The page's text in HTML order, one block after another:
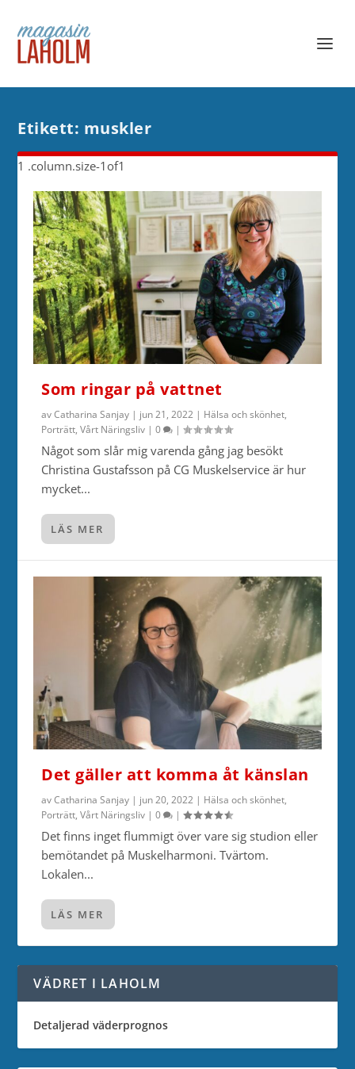
Etikett: muskler
Som ringar på vattnet
avCatharina Sanjay | jun 21, 2022 | Hälsa och skönhet,
Porträtt,Vårt Näringsliv |0 |
Något som slår mig varenda gång jag besökt
Christina Gustafsson på CG Muskelservice är hur
mycket...
LÄS MER
Det gäller att komma åt känslan
avCatharina Sanjay | jun 20, 2022 | Hälsa och skönhet,
Porträtt,Vårt Näringsliv |0 |
Det finns inget flummigt över vare sig studion eller
bemötandet på Muskelharmoni. Tvärtom.
Lokalen...
LÄS MER
VÄDRET I LAHOLM
Detaljerad väderprognos